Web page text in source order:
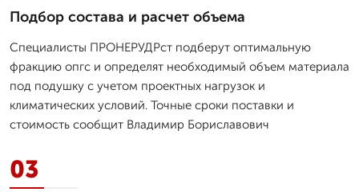
Подбор состава и расчет объема
Специалисты ПРОНЕРУДРст подберут оптимальную
фракцию опгс и определят необходимый объем материала
под подушку с учетом проектных нагрузок и
климатических условий. Точные сроки поставки и
стоимость сообщит Владимир Бориславович
03